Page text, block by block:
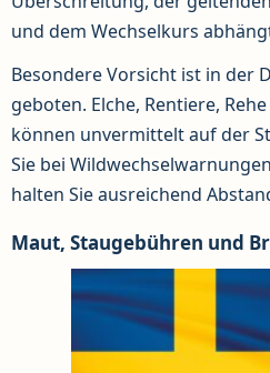
und dem Wechselkurs
Besondere Vorsicht ist in der
geboten. Elche, Rentiere,
können unvermittelt auf der
Sie bei
halten Sie ausreichend
Maut, Staugebühren und